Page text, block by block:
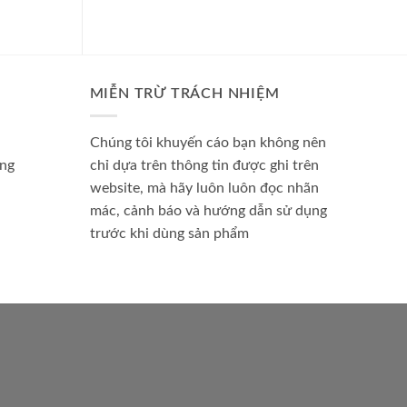
MIỄN TRỪ TRÁCH NHIỆM
Chúng tôi khuyến cáo bạn không nên
chỉ dựa trên thông tin được ghi trên
website, mà hãy luôn luôn đọc nhãn
mác, cảnh báo và hướng dẫn sử dụng
trước khi dùng sản phẩm